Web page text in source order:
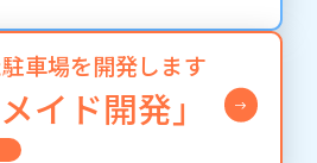
車場を開発します
イド開発」